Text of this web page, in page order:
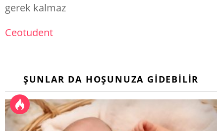
gerek kalmaz
Ceotudent
ŞUNLAR DA HOŞUNUZA GIDEBILIR